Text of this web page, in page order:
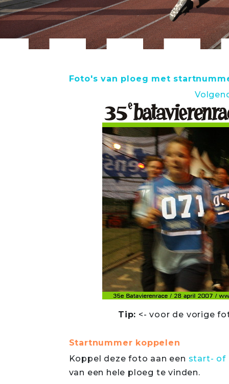
Foto's van ploeg met
Tip: <- voor de vorige
Startnummer koppelen
Koppel deze foto aan een start- of
van een hele ploeg te vinden.